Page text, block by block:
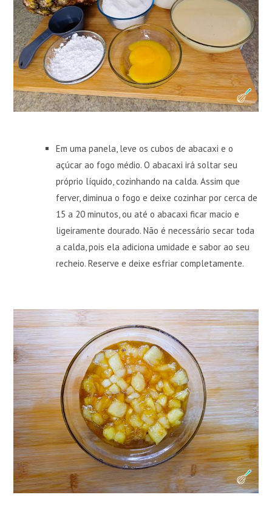
Em uma panela, leve os cubos de abacaxi e o
açúcar ao fogo médio. O abacaxi irá soltar seu
próprio líquido, cozinhando na calda. Assim que
ferver, diminua o fogo e deixe cozinhar por cerca de
15 a 20 minutos, ou até o abacaxi ficar macio e
ligeiramente dourado. Não é necessário secar toda
a calda, pois ela adiciona umidade e sabor ao seu
recheio. Reserve e deixe esfriar completamente.